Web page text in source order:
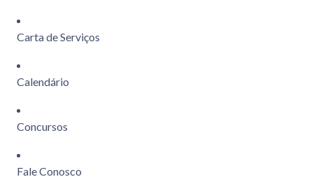
Carta de Serviços
Calendário
Concursos
Fale Conosco